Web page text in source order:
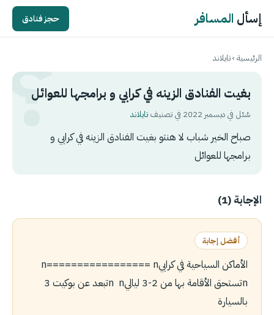
إسأل المسافر حجز فنادق
الرئيسية›تايلاند
بغيت الفنادق الزينه في كرابي و برامجها للعوائل
سُئل في ديسمبر 2022 في تصنيف تايلاند
صباح الخير شباب لا هنتو بغيت الفنادق الزينه في كرابي و
برامجها للعوائل
الإجابة (1)
أفضل إجابة
الأماكن السياحية في كرابيn================= ㅤnㅤ
nتستحق الأقامة بها من 2-3 لياليnㅤ ㅤㅤㅤㅤㅤ ㅤnتبعد عن بوكيت 3
بالسيارة